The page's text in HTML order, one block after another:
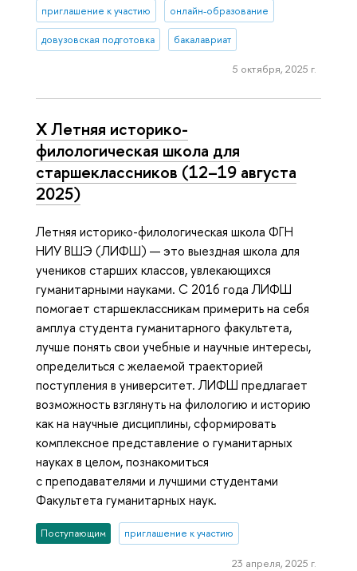
приглашение к участию онлайн-образование
довузовская подготовка бакалавриат
5 октября, 2025 г.
X Летняя историко-
филологическая школа для
старшеклассников (12–19 августа
2025)
Летняя историко-филологическая школа ФГН
НИУ ВШЭ (ЛИФШ) — это выездная школа для
учеников старших классов, увлекающихся
гуманитарными науками. С 2016 года ЛИФШ
помогает старшеклассникам примерить на себя
амплуа студента гуманитарного факультета,
лучше понять свои учебные и научные интересы,
определиться с желаемой траекторией
поступления в университет. ЛИФШ предлагает
возможность взглянуть на филологию и историю
как на научные дисциплины, сформировать
комплексное представление о гуманитарных
науках в целом, познакомиться
с преподавателями и лучшими студентами
Факультета гуманитарных наук.
Поступающим приглашение к участию
23 апреля, 2025 г.